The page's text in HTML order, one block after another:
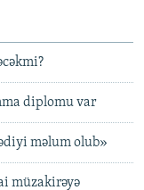
diplomu var
məlum olub»
müzakirəyə